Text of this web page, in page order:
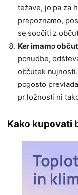
težave, jo pa za
prepoznamo,
se soočiti z
Ker imamo
ponudbe,
občutek
pogosto
priložnosti ni
Kako kupovati